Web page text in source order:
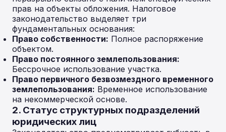
прав на объекты обложения. Налоговое
законодательство выделяет три
фундаментальных основания:
Право собственности: Полное распоряжение
объектом.
Право постоянного землепользования:
Бессрочное использование участка.
Право первичного безвозмездного временного
землепользования: Временное использование
на некоммерческой основе.
2. Статус структурных подразделений
юридических лиц